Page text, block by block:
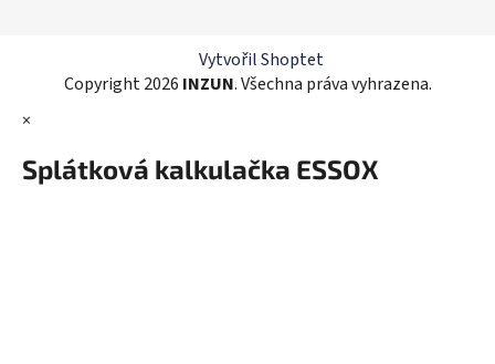
Vytvořil Shoptet
Copyright 2026 INZUN. Všechna práva vyhrazena.
×
Splátková kalkulačka ESSOX